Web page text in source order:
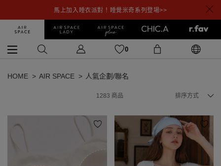
馬上加入睡衣派對！睡覺米奇系列登場>>
0
HOME AIR SPACE 人氣企劃/聯名
1283 商品 排序方式